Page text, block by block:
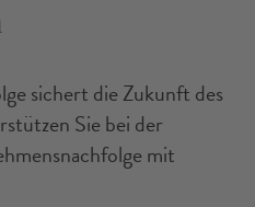
sichert die Zukunft des
Sie bei der
mit